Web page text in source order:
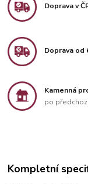
Doprava v
Doprava od
Kamenná
po
Kompletní